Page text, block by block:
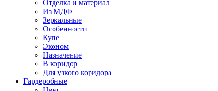
Отделка и материал
Из МДФ
Зеркальные
Особенности
Купе
Эконом
Назначение
В коридор
Для узкого коридора
Гардеробные